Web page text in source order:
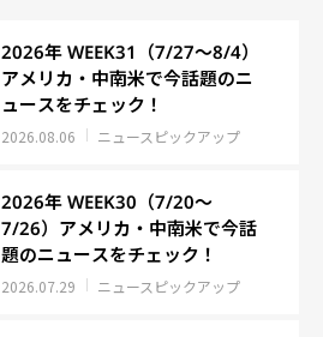
2026年 WEEK31（7/27～8/4）
アメリカ・中南米で今話題のニ
ュースをチェック！
2026.08.06 ニュースピックアップ
2026年 WEEK30（7/20～
7/26）アメリカ・中南米で今話
題のニュースをチェック！
2026.07.29 ニュースピックアップ